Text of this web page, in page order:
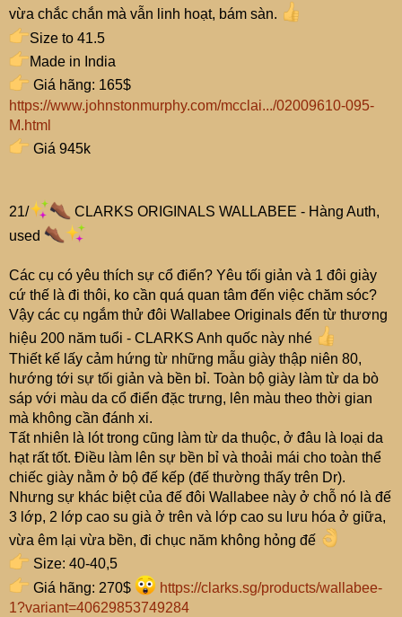
vừa chắc chắn mà vẫn linh hoạt, bám sàn.
Size to 41.5
Made in India
Giá hãng: 165$
https://www.johnstonmurphy.com/mcclai.../02009610-095-
M.html
Giá 945k
21/
CLARKS ORIGINALS WALLABEE - Hàng Auth,
used
Các cụ có yêu thích sự cổ điển? Yêu tối giản và 1 đôi giày
cứ thế là đi thôi, ko cần quá quan tâm đến việc chăm sóc?
Vậy các cụ ngắm thử đôi Wallabee Originals đến từ thương
hiệu 200 năm tuổi - CLARKS Anh quốc này nhé
Thiết kế lấy cảm hứng từ những mẫu giày thập niên 80,
hướng tới sự tối giản và bền bỉ. Toàn bộ giày làm từ da bò
sáp với màu da cổ điển đặc trưng, lên màu theo thời gian
mà không cần đánh xi.
Tất nhiên là lót trong cũng làm từ da thuộc, ở đâu là loại da
hạt rất tốt. Điều làm lên sự bền bỉ và thoải mái cho toàn thể
chiếc giày nằm ở bộ đế kếp (đế thường thấy trên Dr).
Nhưng sự khác biệt của đế đôi Wallabee này ở chỗ nó là đế
3 lớp, 2 lớp cao su già ở trên và lớp cao su lưu hóa ở giữa,
vừa êm lại vừa bền, đi chục năm không hỏng đế
Size: 40-40,5
Giá hãng: 270$
https://clarks.sg/products/wallabee-
1?variant=40629853749284